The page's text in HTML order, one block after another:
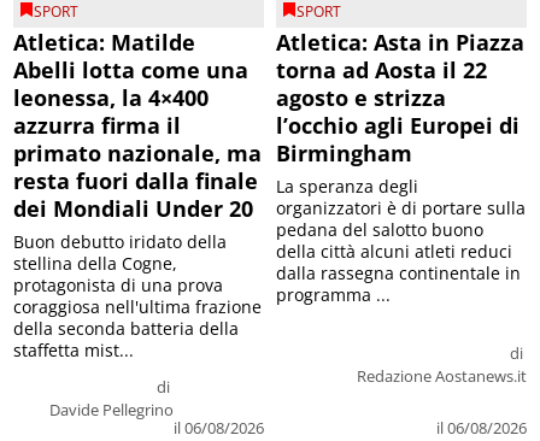
SPORT
Atletica: Matilde
Abelli lotta come una
leonessa, la 4×400
azzurra firma il
primato nazionale, ma
resta fuori dalla finale
dei Mondiali Under 20
di
Davide Pellegrino
il 06/08/2026
Buon debutto iridato della
stellina della Cogne,
protagonista di una prova
coraggiosa nell'ultima frazione
della seconda batteria della
staffetta mist...
SPORT
Atletica: Asta in Piazza
torna ad Aosta il 22
agosto e strizza
l’occhio agli Europei di
Birmingham
di
Redazione Aostanews.it
il 06/08/2026
La speranza degli
organizzatori è di portare sulla
pedana del salotto buono
della città alcuni atleti reduci
dalla rassegna continentale in
programma ...